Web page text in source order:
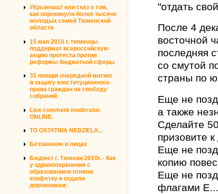
#Крымнаш! или сказ о том,
как опрокинули более тысячи
молодых семей Тюменской
области
15 мая 2010 г. тюменцы
поддержат всероссийскую
акцию протеста против
реформы бюджетной сферы
31 января очередной митинг
в защиту конституционного
права граждан на своблду
собраний
Live comment moderator.
ONLINE.
TO OSTATNIA NEDZIELA...
Беззаконие в лицах
Бюджет г. Тюмени 2010г. - Как
у здравоохранения с
образованием отняли
конфетку и отдали
дорожникам.
"отдать
После 4
восточной
последняя
со смутой
страны по
Еще не
а также
Сделайте
призовите
Еще не
копию
Еще не
флагами